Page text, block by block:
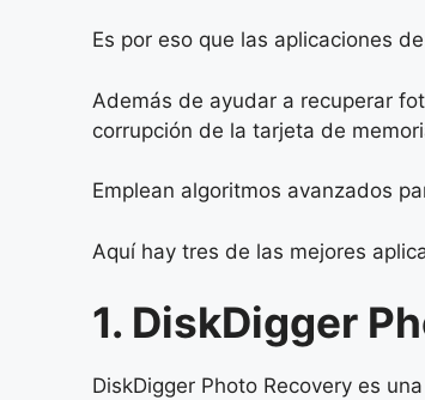
Es por eso que las aplicaciones
Además de ayudar a recuperar
corrupción de la tarjeta de
Emplean algoritmos avanzados
Aquí hay tres de las mejores
1. DiskDigger
DiskDigger Photo Recovery es